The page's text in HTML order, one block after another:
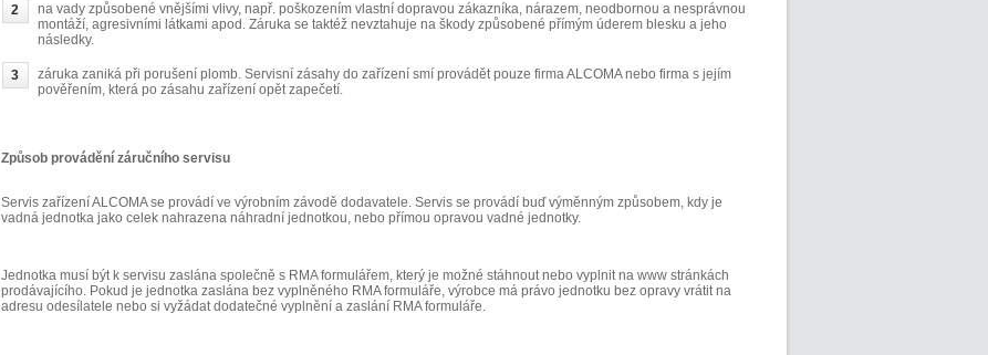
na vady způsobené vnějšími vlivy, např. poškozením vlastní dopravou zákazníka, nárazem, neodbornou a nesprávnou
montáží, agresivními látkami apod. Záruka se taktéž nevztahuje na škody způsobené přímým úderem blesku a jeho
následky.
záruka zaniká při porušení plomb. Servisní zásahy do zařízení smí provádět pouze firma ALCOMA nebo firma s jejím
pověřením, která po zásahu zařízení opět zapečetí.
Způsob provádění záručního servisu
Servis zařízení ALCOMA se provádí ve výrobním závodě dodavatele. Servis se provádí buď výměnným způsobem, kdy je
vadná jednotka jako celek nahrazena náhradní jednotkou, nebo přímou opravou vadné jednotky.
Jednotka musí být k servisu zaslána společně s RMA formulářem, který je možné stáhnout nebo vyplnit na www stránkách
prodávajícího. Pokud je jednotka zaslána bez vyplněného RMA formuláře, výrobce má právo jednotku bez opravy vrátit na
adresu odesílatele nebo si vyžádat dodatečné vyplnění a zaslání RMA formuláře.